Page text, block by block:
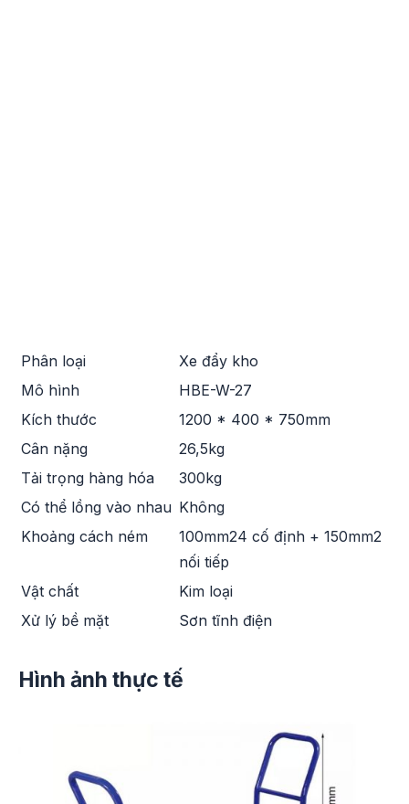
Phân loại
Xe đẩy kho
Mô hình
HBE-W-27
Kích thước
1200 * 400 * 750mm
Cân nặng
26,5kg
Tải trọng hàng hóa
300kg
Có thể lồng vào nhau Không
Khoảng cách ném
100mm24 cố định + 150mm2
nối tiếp
Vật chất
Kim loại
Xử lý bề mặt
Sơn tĩnh điện
Hình ảnh thực tế